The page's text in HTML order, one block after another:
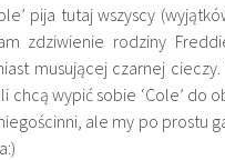
pija tutaj wszyscy
zdziwienie rodziny
musującej czarnej cieczy.
chcą wypić sobie ‘Cole’ do
ale my po prostu